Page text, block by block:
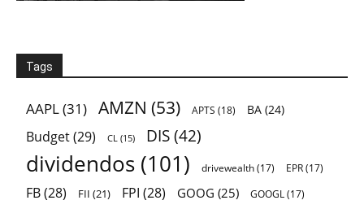
Tags
AAPL(31) AMZN (53) APTS (18) BA (24)
Budget(29) CL (15) DIS (42)
dividendos (101) drivewealth(17) EPR(17)
FB(28) FII (21) FPI (28) GOOG (25) GOOGL(17)